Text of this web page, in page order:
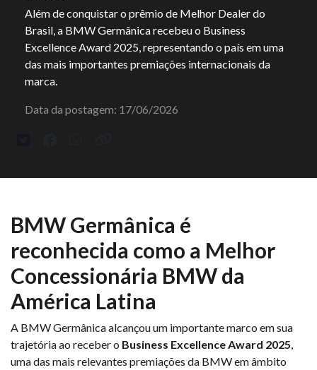
Além de conquistar o prêmio de Melhor Dealer do
Brasil, a BMW Germânica recebeu o Business
Excellence Award 2025, representando o país em uma
das mais importantes premiações internacionais da
marca.
Data da postagem: 17/06/2026
BMW Germânica é
reconhecida como a Melhor
Concessionária BMW da
América Latina
A BMW Germânica alcançou um importante marco em sua
trajetória ao receber o Business Excellence Award 2025
uma das mais relevantes premiações da BMW em âmbito